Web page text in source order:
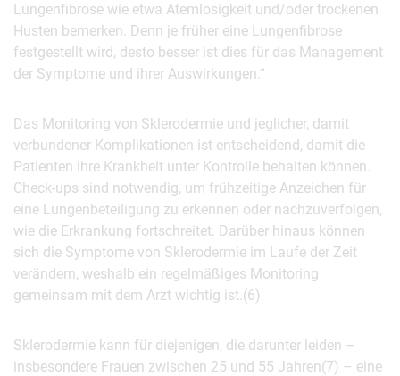
Lungenfibrose wie etwa Atemlosigkeit und/oder trockenen
Husten bemerken. Denn je früher eine Lungenfibrose
festgestellt wird, desto besser ist dies für das Management
der Symptome und ihrer Auswirkungen.“
Das Monitoring von Sklerodermie und jeglicher, damit
verbundener Komplikationen ist entscheidend, damit die
Patienten ihre Krankheit unter Kontrolle behalten können.
Check-ups sind notwendig, um frühzeitige Anzeichen für
eine Lungenbeteiligung zu erkennen oder nachzuverfolgen,
wie die Erkrankung fortschreitet. Darüber hinaus können
sich die Symptome von Sklerodermie im Laufe der Zeit
verändern, weshalb ein regelmäßiges Monitoring
gemeinsam mit dem Arzt wichtig ist.(6)
Sklerodermie kann für diejenigen, die darunter leiden –
insbeson­dere Frauen zwischen 25 und 55 Jahren(7) – eine